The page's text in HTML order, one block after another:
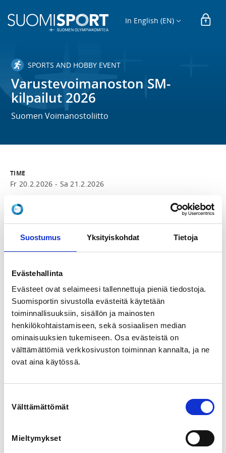
Suostumus Yksityiskohdat Tietoja
Evästehallinta
Evästeet ovat selaimeesi tallennettuja pieniä tiedostoja.
Suomisportin sivustolla evästeitä käytetään
toiminnallisuuksiin, sisällön ja mainosten
henkilökohtaistamiseen, sekä sosiaalisen median
ominaisuuksien tukemiseen. Osa evästeistä on
välttämättömiä verkkosivuston toiminnan kannalta, ja ne
ovat aina käytössä.
valinta
Välttämättömät
Mieltymykset
In English (EN)
SPORTS AND HOBBY EVENT
Varustevoimanoston SM-
kilpailut 2026
Suomen Voimanostoliitto
TIME
Fr 20.2.2026 - Sa 21.2.2026
LOCATION
Nääshalli
Näsijärvenkatu 8, 33210 Tampere, Finland
LOCALITY
Tampere
SPORTS
Voimanosto ja penkkipunnerrus
REGISTRATION PERIOD
Th 1.1.2026 at 00:00 - Fr 30.1.2026 at 23:59
Osallistumismaksu 90,00 € -
Valitse tämä hinta, jos kilpailija osallistuu muuhun
Alle 18-v. osallistumismaksu 60,00 € -
Valitse tämä hinta, jos kilpailija osallistuu alle 18-